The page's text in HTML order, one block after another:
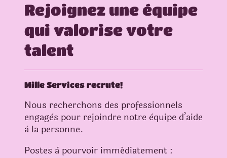
Rejoignez une équipe
qui valorise votre
talent
Mille Services recrute!
Nous recherchons des professionnels
engagès pour rejoindre notre èquipe d’aide
à la personne.
Postes à pourvoir immédiatement :